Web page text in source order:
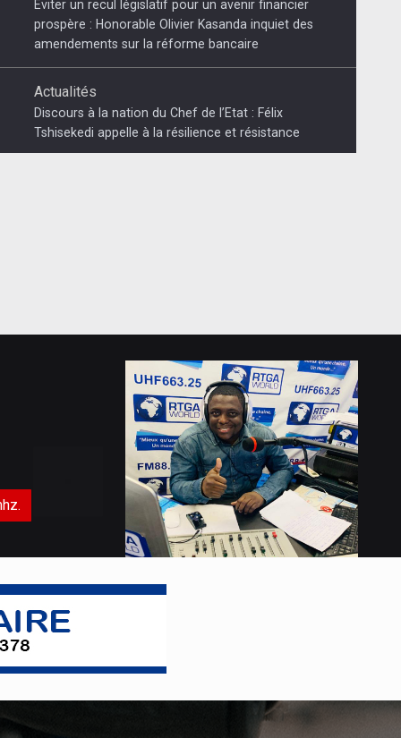
Éviter un recul législatif pour un avenir financier
prospère : Honorable Olivier Kasanda inquiet des
amendements sur la réforme bancaire
Actualités
Discours à la nation du Chef de l’Etat : Félix
Tshisekedi appelle à la résilience et résistance
Agression rwandaise dans la partie Est de la RDC :
Le RAPUCO suspend la grève en soutien des FARDC
et des Wazalendo
Mobilisation de la finance climatique en Afrique
centrale : Les technologies de pointe pour les PSE
Avis de recherche